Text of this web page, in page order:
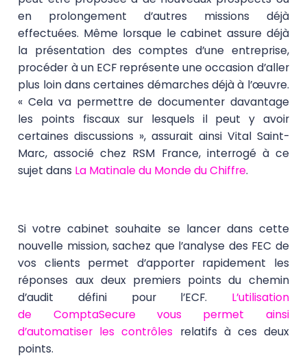
en prolongement d’autres missions déjà
effectuées. Même lorsque le cabinet assure déjà
la présentation des comptes d’une entreprise,
procéder à un ECF représente une occasion d’aller
plus loin dans certaines démarches déjà à l’œuvre.
« Cela va permettre de documenter davantage
les points fiscaux sur lesquels il peut y avoir
certaines discussions », assurait ainsi Vital Saint-
Marc, associé chez RSM France, interrogé à ce
sujet dans La Matinale du Monde du Chiffre.
Si votre cabinet souhaite se lancer dans cette
nouvelle mission, sachez que l’analyse des FEC de
vos clients permet d’apporter rapidement les
réponses aux deux premiers points du chemin
d’audit
défini pour l’ECF.
L’utilisation
de
ComptaSecurevous permet ainsi
d’automatiser les contrôles relatifs à ces deux
points.